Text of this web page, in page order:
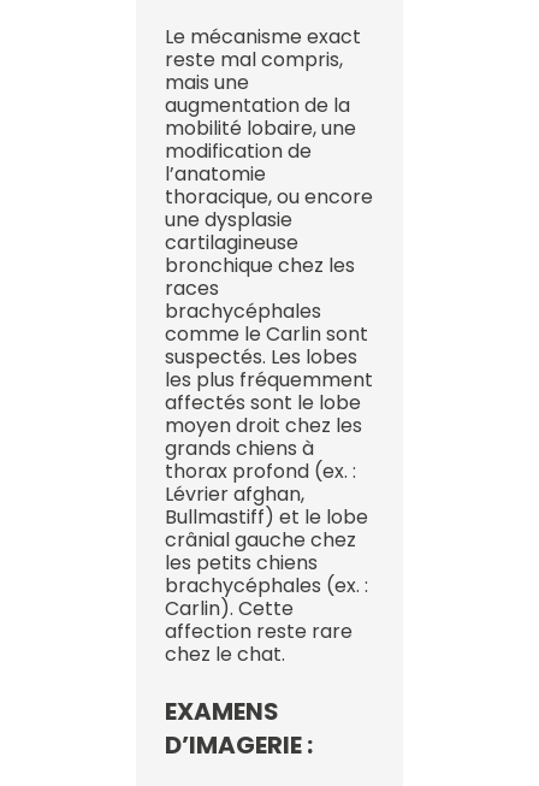
Le mécanisme exact
reste mal compris,
mais une
augmentation de la
mobilité lobaire, une
modification de
l’anatomie
thoracique, ou encore
une dysplasie
cartilagineuse
bronchique chez les
races
brachycéphales
comme le Carlin sont
suspectés. Les lobes
les plus fréquemment
affectés sont le lobe
moyen droit chez les
grands chiens à
thorax profond (ex. :
Lévrier afghan,
Bullmastiff) et le lobe
crânial gauche chez
les petits chiens
brachycéphales (ex. :
Carlin). Cette
affection reste rare
chez le chat.
EXAMENS
D’IMAGERIE :